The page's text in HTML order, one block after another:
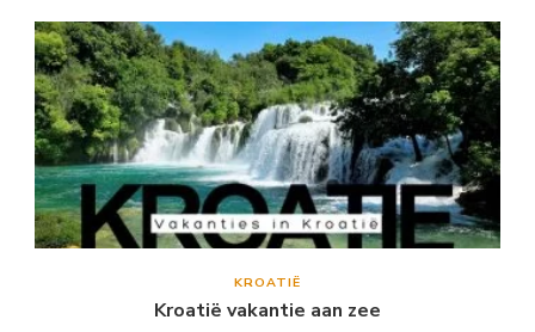
KROATIË
Kroatië vakantie aan zee